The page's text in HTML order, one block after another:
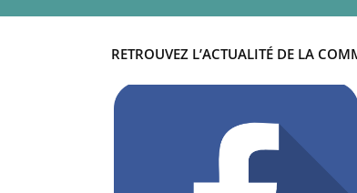
RETROUVEZ L’ACTUALITÉ DE LA